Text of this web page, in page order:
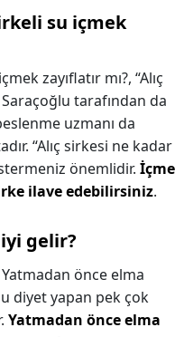
su içmek
zayıflatır mı?, “Alıç
tarafından da
uzmanı da
“Alıç sirkesi ne kadar
önemlidir. İçme
ilave edebilirsiniz.
gelir?
Yatmadan önce elma
diyet yapan pek çok
Yatmadan önce elma